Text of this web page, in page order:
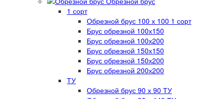
1 сорт
Обрезной брус 100 х 100 1 сорт
Брус обрезной 100х150
Брус обрезной 100х200
Брус обрезной 150х150
Брус обрезной 150х200
Брус обрезной 200х200
ТУ
Обрезной брус 90 х 90 ТУ